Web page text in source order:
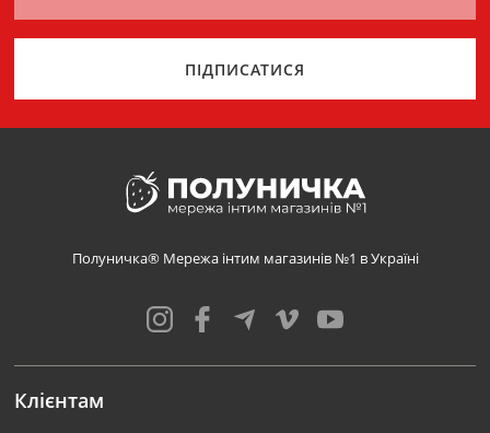
ПІДПИСАТИСЯ
Полуничка® Мережа інтим магазинів №1 в Україні
Клієнтам